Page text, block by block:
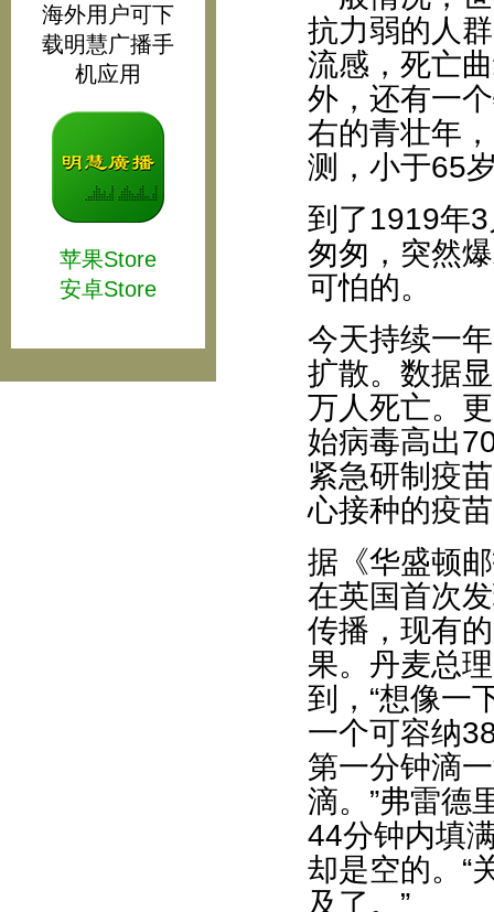
海外用户可下
载明慧广播手
机应用
苹果Store
安卓Store
抗力弱的人
流感，死亡
外，还有一
右的青壮年
测，小于65
到了1919年
匆匆，突然
可怕的。
今天持续一
扩散。数据
万人死亡。
始病毒高出
紧急研制疫
心接种的疫
据《华盛顿
在英国首次
传播，现有
果。丹麦总
到，“想像一
一个可容纳
第一分钟滴
滴。”弗雷德
44分钟内填
却是空的。“
及了。”